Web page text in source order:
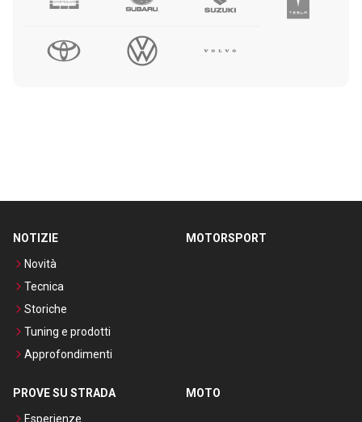
NOTIZIE
Novità
Tecnica
Storiche
Tuning e prodotti
Approfondimenti
MOTORSPORT
PROVE SU STRADA
Esperienze
MOTO